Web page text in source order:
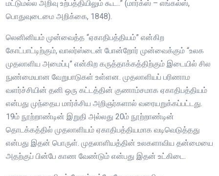
மட்டுமல்ல அறிவு உற்பத்தியிலும் கூட..” (மார்க்ஸ் – எங்கல்ஸ்,
பொதுவுடைமை அறிக்கை, 1848).
லெனினியம் முன்வைத்த “ஏகாதிபத்தியம்” என்கிற
கோட்பாட்டிற்கும், வாலர்ஸ்டைன் போன்றோர் முன்வைக்கும் “உலக
முதலாளிய அமைப்பு” என்கிற கருத்தாக்கத்திற்கும் இடையில் சில
நுண்மையான வேறுபாடுகள் உள்ளன. முதலாளியப் பரிணாம
வளர்ச்சியின் தனி ஒரு கட்டத்தின் குணாம்சமாக ஏகாதிபத்தியம்
என்பது முந்தைய மார்க்சிய அறிஞர்களால் வரையறுக்கப்பட்டது.
19ம் நூற்றாண்டின் இறுதி அல்லது 20ம் நூற்றாண்டின்
தொடக்கத்தில் முதலாளியம் ஏகாதிபத்தியமாக வடிவெடுத்தது
என்பது இதன் பொருள். முதலாளியத்தின் உலகளாவிய தன்மையை
அதற்குப் பின்பே காண வேண்டும் என்பது இதன் உட்கிடை.